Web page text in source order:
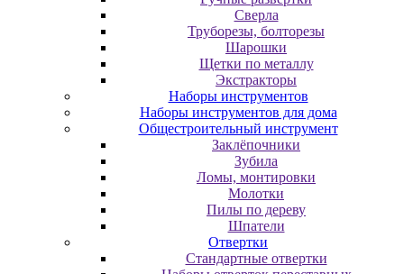
Сверла
Труборезы, болторезы
Шарошки
Щетки по металлу
Экcтpaктopы
Наборы инструментов
Наборы инструментов для дома
Общестроительный инструмент
Заклёпочники
Зубила
Ломы, монтировки
Молотки
Пилы по дереву
Шпатели
Отвертки
Cтандартные отвертки